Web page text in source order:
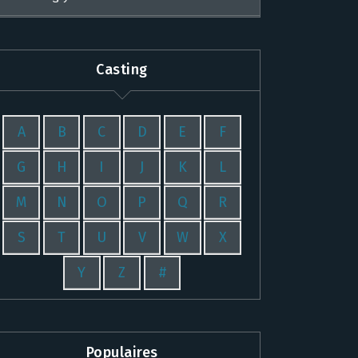
Casting
A B C D E F
G H I J K L
M N O P Q R
S T U V W X
Y Z #
Populaires